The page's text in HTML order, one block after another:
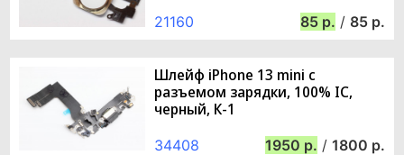
21160 85 / 85
Шлейф iPhone 13 mini с
разъемом зарядки, 100% IC,
черный, К-1
34408 1950 / 1800